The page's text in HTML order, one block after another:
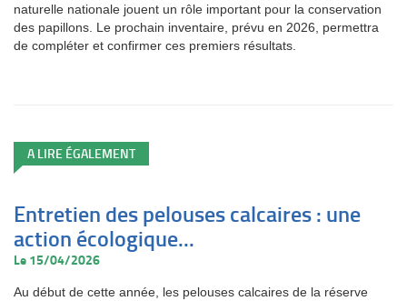
naturelle nationale jouent un rôle important pour la conservation
des papillons. Le prochain inventaire, prévu en 2026, permettra
de compléter et confirmer ces premiers résultats.
A LIRE ÉGALEMENT
Entretien des pelouses calcaires : une
action écologique...
Le 15/04/2026
Au début de cette année, les pelouses calcaires de la réserve